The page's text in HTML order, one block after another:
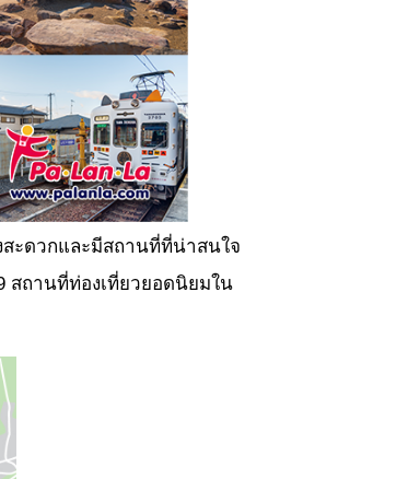
สะดวกและมีสถานที่ที่น่าสนใจ
สถานที่ท่องเที่ยวยอดนิยมใน